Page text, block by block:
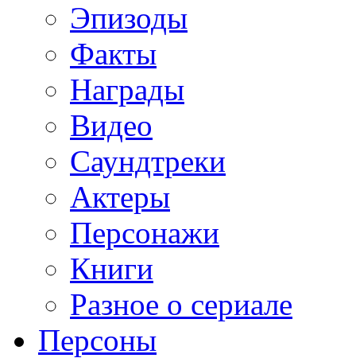
Эпизоды
Факты
Награды
Видео
Саундтреки
Актеры
Персонажи
Книги
Разное о сериале
Персоны